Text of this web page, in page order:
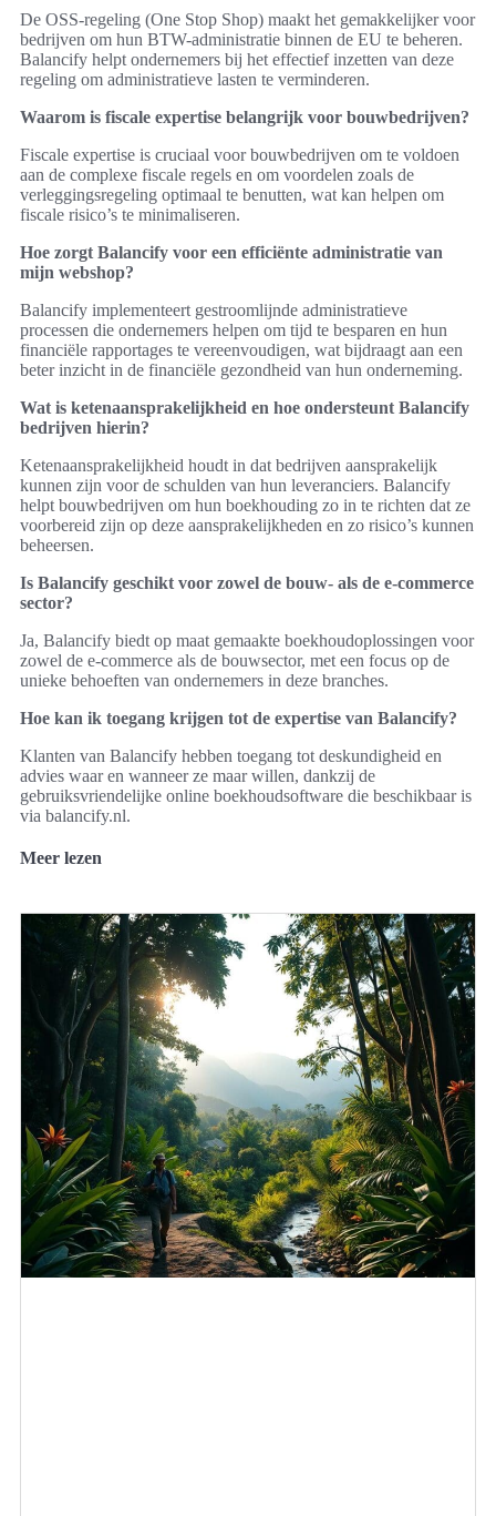
De OSS-regeling (One Stop Shop) maakt het gemakkelijker voor
bedrijven om hun BTW-administratie binnen de EU te beheren.
Balancify helpt ondernemers bij het effectief inzetten van deze
regeling om administratieve lasten te verminderen.
Waarom is fiscale expertise belangrijk voor bouwbedrijven?
Fiscale expertise is cruciaal voor bouwbedrijven om te voldoen
aan de complexe fiscale regels en om voordelen zoals de
verleggingsregeling optimaal te benutten, wat kan helpen om
fiscale risico’s te minimaliseren.
Hoe zorgt Balancify voor een efficiënte administratie van
mijn webshop?
Balancify implementeert gestroomlijnde administratieve
processen die ondernemers helpen om tijd te besparen en hun
financiële rapportages te vereenvoudigen, wat bijdraagt aan een
beter inzicht in de financiële gezondheid van hun onderneming.
Wat is ketenaansprakelijkheid en hoe ondersteunt Balancify
bedrijven hierin?
Ketenaansprakelijkheid houdt in dat bedrijven aansprakelijk
kunnen zijn voor de schulden van hun leveranciers. Balancify
helpt bouwbedrijven om hun boekhouding zo in te richten dat ze
voorbereid zijn op deze aansprakelijkheden en zo risico’s kunnen
beheersen.
Is Balancify geschikt voor zowel de bouw- als de e-commerce
sector?
Ja, Balancify biedt op maat gemaakte boekhoudoplossingen voor
zowel de e-commerce als de bouwsector, met een focus op de
unieke behoeften van ondernemers in deze branches.
Hoe kan ik toegang krijgen tot de expertise van Balancify?
Klanten van Balancify hebben toegang tot deskundigheid en
advies waar en wanneer ze maar willen, dankzij de
gebruiksvriendelijke online boekhoudsoftware die beschikbaar is
via balancify.nl.
Meer lezen